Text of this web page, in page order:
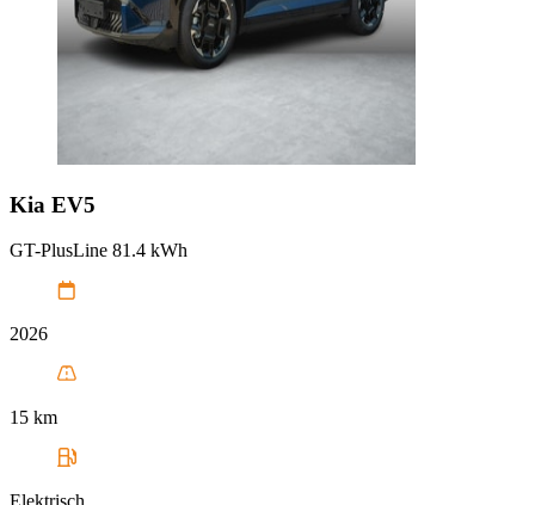
Kia EV5
GT-PlusLine 81.4 kWh
2026
15 km